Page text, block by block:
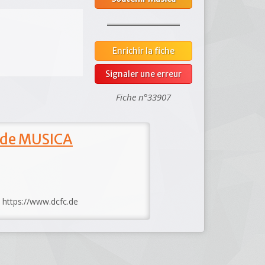
Enrichir la fiche
Signaler une erreur
Fiche n°33907
MUSICA
https://www.dcfc.de